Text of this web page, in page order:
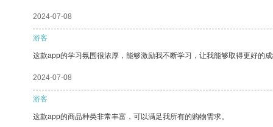
2024-07-08
游客
这款app的学习氛围很浓厚，能够激励我不断学习，让我能够取得更好的
2024-07-08
游客
这款app的商品种类非常丰富，可以满足我所有的购物需求。